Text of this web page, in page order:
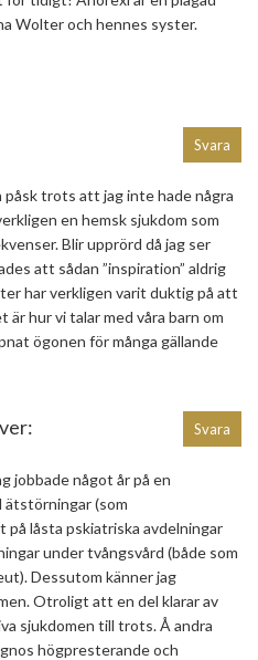
Wolter och hennes syster.
trots att jag inte hade några
en hemsk sjukdom som
Blir upprörd då jag ser
att sådan ”inspiration” aldrig
har verkligen varit duktig på att
hur vi talar med våra barn om
ögonen för många gällande
Svara
jobbade något år på en
(som
låsta pskiatriska avdelningar
under tvångsvård (både som
Dessutom känner jag
Otroligt att en del klarar av
sjukdomen till trots. Å andra
högpresterande och
Svara